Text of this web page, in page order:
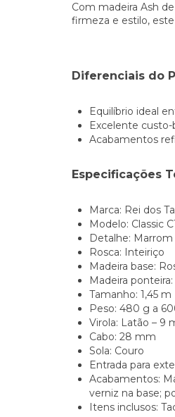
Com madeira Ash
firmeza e estilo,
Diferenciais do
Equilíbrio ideal
Excelente
Acabamentos
Especificações
Marca: Rei dos
Modelo: Classic
Detalhe: Marrom
Rosca: Inteiriço
Madeira base:
Madeira ponteira:
Tamanho: 1,45 m
Peso: 480 g a
Virola: Latão – 9
Cabo: 28 mm
Sola: Couro
Entrada para
Acabamentos:
verniz na base;
Itens inclusos: